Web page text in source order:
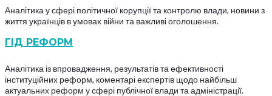
Аналітика у сфері політичної корупції та контролю влади, новини з
життя українців в умовах війни та важливі оголошення.
ГІД РЕФОРМ
Аналітика із впровадження, результатів та ефективності
інституційних реформ, коментарі експертів щодо найбільш
актуальних реформ у сфері публічної влади та адміністрації.